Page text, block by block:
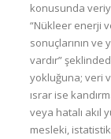
konusunda
“Nükleer enerji
sonuçlarının ve
vardır”
yokluğuna; veri
ısrar ise
veya hatalı akıl
mesleki,